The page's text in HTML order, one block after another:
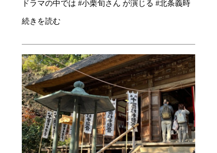
ドラマの中では #小栗旬さん が演じる #北条義時
続きを読む